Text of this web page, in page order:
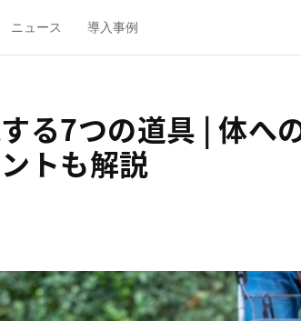
ニュース 導入事例
る7つの道具 | 体へ
トも解説